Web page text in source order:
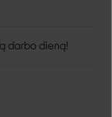
darbo dieną!